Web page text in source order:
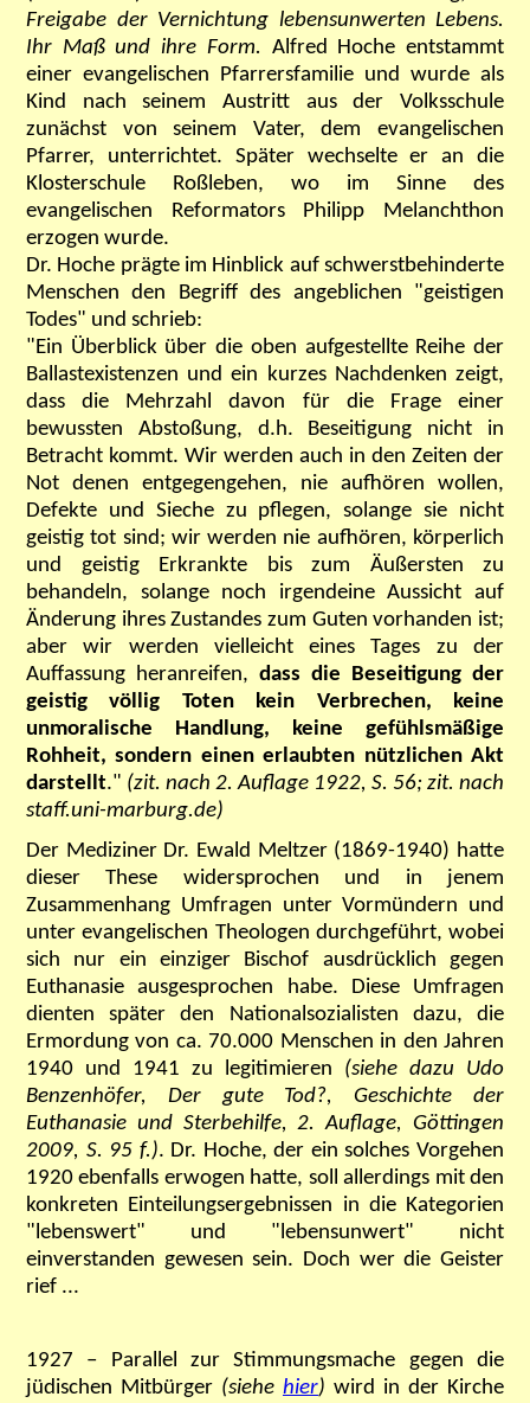
Freigabe der Vernichtung lebensunwerten Lebens.
Ihr Maß und ihre Form. Alfred Hoche entstammt
einer evangelischen Pfarrersfamilie und wurde als
Kind nach seinem Austritt aus der Volksschule
zunächst von seinem Vater, dem evangelischen
Pfarrer, unterrichtet. Später wechselte er an die
Klosterschule Roßleben, wo im Sinne des
evangelischen Reformators Philipp Melanchthon
erzogen wurde.
Dr. Hoche prägte im Hinblick auf schwerstbehinderte
Menschen den Begriff des angeblichen "geistigen
Todes" und schrieb:
"Ein Überblick über die oben aufgestellte Reihe der
Ballastexistenzen und ein kurzes Nachdenken zeigt,
dass die Mehrzahl davon für die Frage einer
bewussten Abstoßung, d.h. Beseitigung nicht in
Betracht kommt. Wir werden auch in den Zeiten der
Not denen entgegengehen, nie aufhören wollen,
Defekte und Sieche zu pflegen, solange sie nicht
geistig tot sind; wir werden nie aufhören, körperlich
und geistig Erkrankte bis zum Äußersten zu
behandeln, solange noch irgendeine Aussicht auf
Änderung ihres Zustandes zum Guten vorhanden ist;
aber wir werden vielleicht eines Tages zu der
Auffassung heranreifen, dass die Beseitigung der
geistig völlig Toten kein Verbrechen, keine
unmoralische Handlung, keine gefühlsmäßige
Rohheit, sondern einen erlaubten nützlichen Akt
darstellt." (zit. nach 2. Auflage 1922, S. 56; zit. nach
staff.uni-marburg.de)
Der Mediziner Dr. Ewald Meltzer (1869-1940) hatte
dieser These widersprochen und in jenem
Zusammenhang Umfragen unter Vormündern und
unter evangelischen Theologen durchgeführt, wobei
sich nur ein einziger Bischof ausdrücklich gegen
Euthanasie ausgesprochen habe. Diese Umfragen
dienten später den Nationalsozialisten dazu, die
Ermordung von ca. 70.000 Menschen in den Jahren
1940 und 1941 zu legitimieren (siehe dazu Udo
Benzenhöfer, Der gute Tod?, Geschichte der
Euthanasie und Sterbehilfe, 2. Auflage, Göttingen
2009, S. 95 f.). Dr. Hoche, der ein solches Vorgehen
1920 ebenfalls erwogen hatte, soll allerdings mit den
konkreten Einteilungsergebnissen in die Kategorien
"lebenswert" und "lebensunwert" nicht
einverstanden gewesen sein. Doch wer die Geister
rief ...
1927 – Parallel zur Stimmungsmache gegen die
jüdischen Mitbürger (siehe hier) wird in der Kirche